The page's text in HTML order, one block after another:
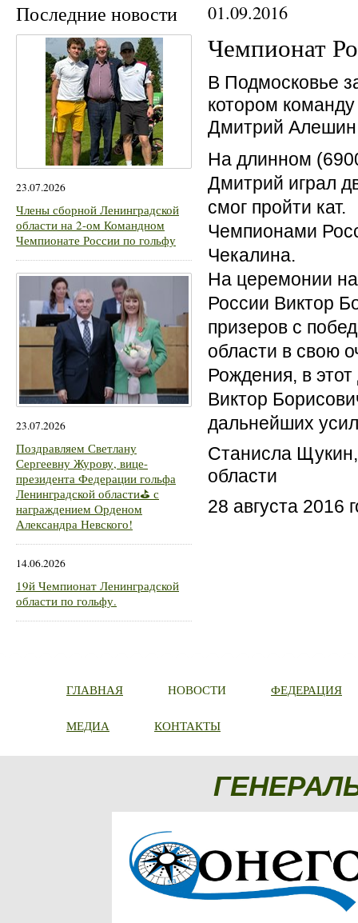
Последние новости
23.07.2026
Члены сборной Ленинградской
области на 2-ом Командном
Чемпионате России по гольфу
23.07.2026
Поздравляем Светлану
Сергеевну Журову, вице-
президента Федерации гольфа
Ленинградской области⛳ с
награждением Орденом
Александра Невского!
14.06.2026
19й Чемпионат Ленинградской
области по гольфу.
01.09.2016
Чемпионат
В Подмосковье
котором
Дмитрий
На длинном
Дмитрий играл
смог пройти кат.
Чемпионами
Чекалина.
На церемонии
России Виктор
призеров с
области в свою
Рождения, в
Виктор
дальнейших
Станисла
области
28 августа 2016
ГЛАВНАЯ НОВОСТИ ФЕДЕРАЦИЯ
МЕДИА КОНТАКТЫ